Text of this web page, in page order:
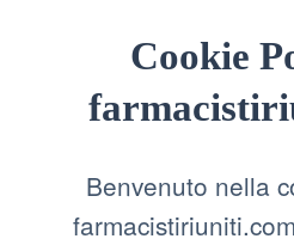
Cookie
Benvenuto nella